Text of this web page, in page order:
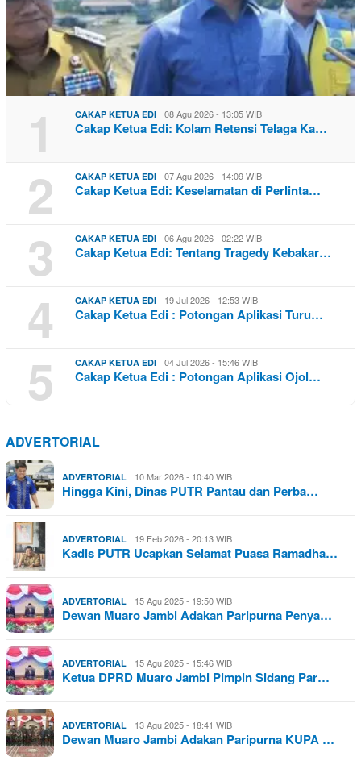
1 CAKAP KETUA EDI 08 Agu 2026 - 13:05 WIB
Cakap Ketua Edi: Kolam Retensi Telaga Ka…
2 CAKAP KETUA EDI 07 Agu 2026 - 14:09 WIB
Cakap Ketua Edi: Keselamatan di Perlinta…
3 CAKAP KETUA EDI 06 Agu 2026 - 02:22 WIB
Cakap Ketua Edi: Tentang Tragedy Kebakar…
4 CAKAP KETUA EDI 19 Jul 2026 - 12:53 WIB
Cakap Ketua Edi : Potongan Aplikasi Turu…
5 CAKAP KETUA EDI 04 Jul 2026 - 15:46 WIB
Cakap Ketua Edi : Potongan Aplikasi Ojol…
ADVERTORIAL
ADVERTORIAL 10 Mar 2026 - 10:40 WIB
Hingga Kini, Dinas PUTR Pantau dan Perba…
ADVERTORIAL 19 Feb 2026 - 20:13 WIB
Kadis PUTR Ucapkan Selamat Puasa Ramadha…
ADVERTORIAL 15 Agu 2025 - 19:50 WIB
Dewan Muaro Jambi Adakan Paripurna Penya…
ADVERTORIAL 15 Agu 2025 - 15:46 WIB
Ketua DPRD Muaro Jambi Pimpin Sidang Par…
ADVERTORIAL 13 Agu 2025 - 18:41 WIB
Dewan Muaro Jambi Adakan Paripurna KUPA …